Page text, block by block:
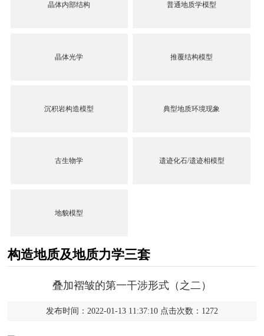
晶体内部结构 普通地质学模型
晶体光学 推覆结构模型
沉积岩构造模型 典型地质环境现象
古生物学 遗迹化石/遗迹相模型
地貌模型
构造地质及地质力学三套
叠加褶皱的第一干涉形式（之二）
发布时间：2022-01-13 11:37:10 点击次数：1272